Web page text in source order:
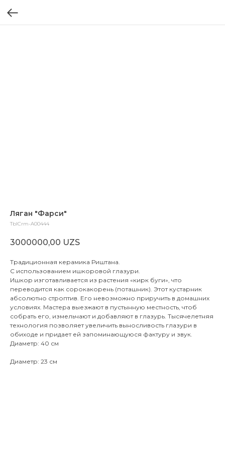
Ляган "Фарси"
TblCrm-A00444
3000000,00 UZS
Традиционная керамика Риштана.
С использованием ишкоровой глазури.
Ишкор изготавливается из растения «кирк буги», что
переводится как сорокакорень (поташник). Этот кустарник
абсолютно строптив. Его невозможно приручить в домашних
условиях. Мастера выезжают в пустынную местность, чтоб
собрать его, измельчают и добавляют в глазурь. Тысячелетняя
технология позволяет увеличить выносливость глазури в
обиходе и придает ей запоминающуюся фактуру и звук.
Диаметр: 40 см
Диаметр: 23 см